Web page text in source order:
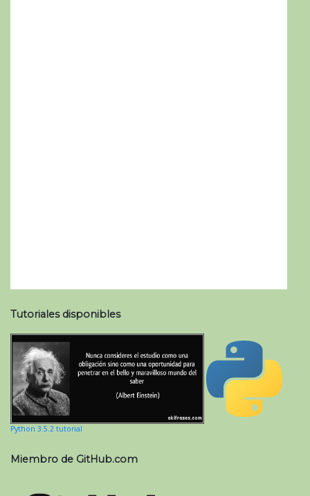
Tutoriales disponibles
Python 3.5.2 tutorial
Miembro de GitHub.com